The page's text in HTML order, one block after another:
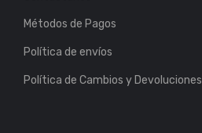
Métodos de Pagos
Política de envíos
Política de Cambios y Devoluciones